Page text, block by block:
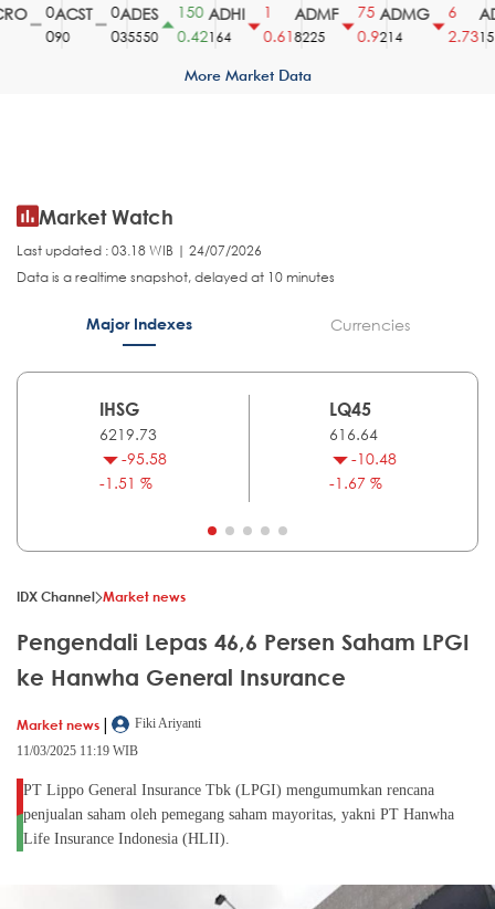
ACST
90
ADES
35550
150
0.42
ADHI
164
0.61
ADMF
8225
75
0.9
ADMG
214
2.731510
More Market Data
Market Watch
Last updated : 03.18 WIB | 24/07/2026
Data is a realtime snapshot, delayed at 10 minutes
Major Indexes Currencies
IHSG
6219.73
-95.58
-1.51 %
LQ45
616.64
-10.48
-1.67 %
IDX Channel Market news
Pengendali Lepas 46,6 Persen Saham LPGI
ke Hanwha General Insurance
Market news |
Fiki Ariyanti
11/03/2025 11:19 WIB
PT Lippo General Insurance Tbk (LPGI) mengumumkan rencana
penjualan saham oleh pemegang saham mayoritas, yakni PT Hanwha
Life Insurance Indonesia (HLII).